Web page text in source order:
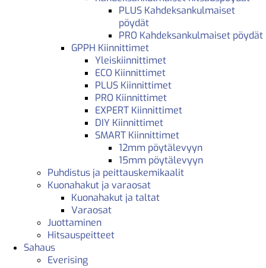
PLUS Kahdeksankulmaiset
pöydät
PRO Kahdeksankulmaiset pöydät
GPPH Kiinnittimet
Yleiskiinnittimet
ECO Kiinnittimet
PLUS Kiinnittimet
PRO Kiinnittimet
EXPERT Kiinnittimet
DIY Kiinnittimet
SMART Kiinnittimet
12mm pöytälevyyn
15mm pöytälevyyn
Puhdistus ja peittauskemikaalit
Kuonahakut ja varaosat
Kuonahakut ja taltat
Varaosat
Juottaminen
Hitsauspeitteet
Sahaus
Everising